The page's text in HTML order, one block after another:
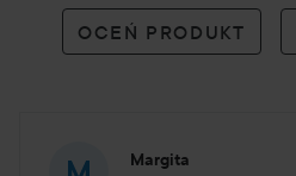
OCEŃ PRODUKT
Margita